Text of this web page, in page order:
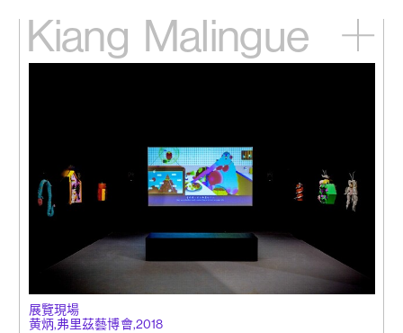
Kiang Malingue
新訊
關於我們
展覽現場
黄炳,弗里茲藝博會,2018